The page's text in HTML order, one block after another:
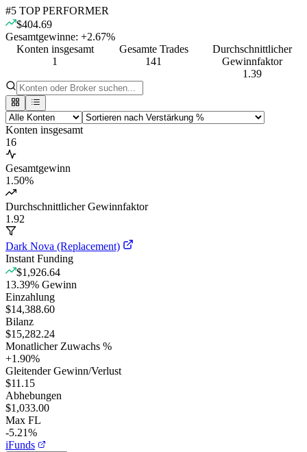
#5 TOP PERFORMER
$404.69
Gesamtgewinne: +2.67%
Konten insgesamt
1
Gesamte Trades
141
Durchschnittlicher
Gewinnfaktor
1.39
Konten insgesamt
16
Gesamtgewinn
1.50%
Durchschnittlicher Gewinnfaktor
1.92
Dark Nova (Replacement)
Instant Funding
$1,926.64
13.39% Gewinn
Einzahlung
$14,388.60
Bilanz
$15,282.24
Monatlicher Zuwachs %
+1.90%
Gleitender Gewinn/Verlust
$11.15
Abhebungen
$1,033.00
Max FL
-5.21%
iFunds